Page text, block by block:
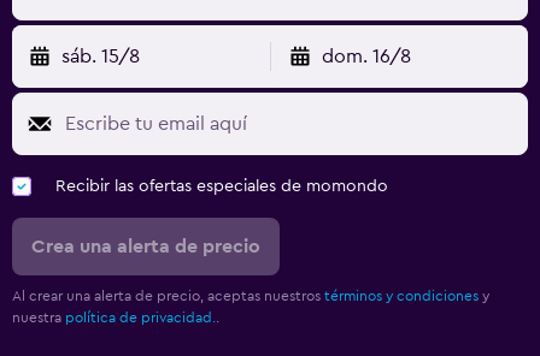
sáb. 15/8 dom. 16/8
Recibir las ofertas especiales de momondo
Crea una alerta de precio
Al crear una alerta de precio, aceptas nuestros términos y condiciones y
nuestra política de privacidad.